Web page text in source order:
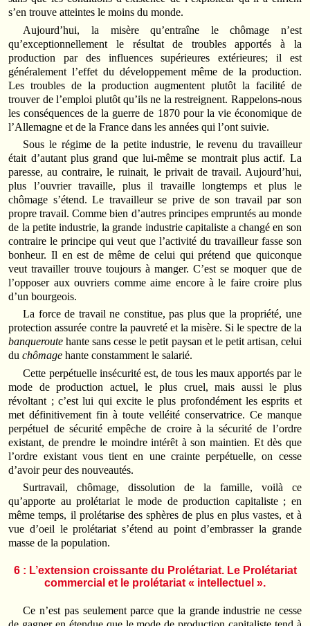
s’en trouve atteintes le moins du monde.
Aujourd’hui, la misère qu’entraîne le chômage n’est
qu’exceptionnellement le résultat de troubles apportés à la
production par des influences supérieures extérieures; il est
généralement l’effet du développement même de la production.
Les troubles de la production augmentent plutôt la facilité de
trouver de l’emploi plutôt qu’ils ne la restreignent. Rappelons-nous
les conséquences de la guerre de 1870 pour la vie économique de
l’Allemagne et de la France dans les années qui l’ont suivie.
Sous le régime de la petite industrie, le revenu du travailleur
était d’autant plus grand que lui-même se montrait plus actif. La
paresse, au contraire, le ruinait, le privait de travail. Aujourd’hui,
plus l’ouvrier travaille, plus il travaille longtemps et plus le
chômage s’étend. Le travailleur se prive de son travail par son
propre travail. Comme bien d’autres principes empruntés au monde
de la petite industrie, la grande industrie capitaliste a changé en son
contraire le principe qui veut que l’activité du travailleur fasse son
bonheur. Il en est de même de celui qui prétend que quiconque
veut travailler trouve toujours à manger. C’est se moquer que de
l’opposer aux ouvriers comme aime encore à le faire croire plus
d’un bourgeois.
La force de travail ne constitue, pas plus que la propriété, une
protection assurée contre la pauvreté et la misère. Si le spectre de la
banqueroutehante sans cesse le petit paysan et le petit artisan, celui
duchômagehante constamment le salarié.
Cette perpétuelle insécurité est, de tous les maux apportés par le
mode de pro­duction actuel, le plus cruel, mais aussi le plus
révoltant ; c’est lui qui excite le plus profondément les esprits et
met définitivement fin à toute velléité conservatrice. Ce manque
perpétuel de sécurité empêche de croire à la sécurité de l’ordre
existant, de prendre le moindre intérêt à son maintien. Et dès que
l’ordre existant vous tient en une crainte perpétuelle, on cesse
d’avoir peur des nouveautés.
Surtravail, chômage, dissolution de la famille, voilà ce
qu’apporte au prolétariat le mode de production capitaliste ; en
même temps, il prolétarise des sphères de plus en plus vastes, et à
vue d’oeil le prolétariat s’étend au point d’embrasser la grande
masse de la population.
6 : L’extension croissante du Prolétariat. Le Prolétariat
commercial et le prolétariat « intellectuel ».
Ce n’est pas seulement parce que la grande industrie ne cesse